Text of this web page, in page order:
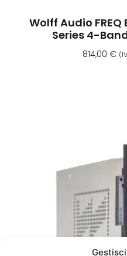
Wolff Audio FREQ
Series 4-
814,00 €